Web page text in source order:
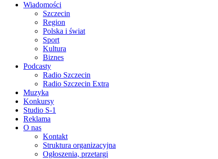
Wiadomości
Szczecin
Region
Polska i świat
Sport
Kultura
Biznes
Podcasty
Radio Szczecin
Radio Szczecin Extra
Muzyka
Konkursy
Studio S-1
Reklama
O nas
Kontakt
Struktura organizacyjna
Ogłoszenia, przetargi